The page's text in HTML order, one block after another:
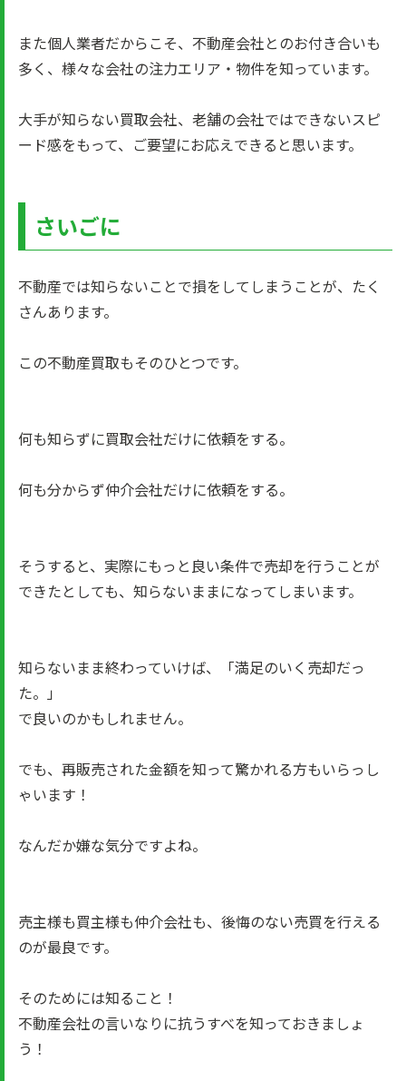
また個人業者だからこそ、不動産会社とのお付き合いも
多く、様々な会社の注力エリア・物件を知っています。
大手が知らない買取会社、老舗の会社ではできないスピ
ード感をもって、ご要望にお応えできると思います。
さいごに
不動産では知らないことで損をしてしまうことが、たく
さんあります。
この不動産買取もそのひとつです。
何も知らずに買取会社だけに依頼をする。
何も分からず仲介会社だけに依頼をする。
そうすると、実際にもっと良い条件で売却を行うことが
できたとしても、知らないままになってしまいます。
知らないまま終わっていけば、「満足のいく売却だっ
た。」
で良いのかもしれません。
でも、再販売された金額を知って驚かれる方もいらっし
ゃいます！
なんだか嫌な気分ですよね。
売主様も買主様も仲介会社も、後悔のない売買を行える
のが最良です。
そのためには知ること！
不動産会社の言いなりに抗うすべを知っておきましょ
う！